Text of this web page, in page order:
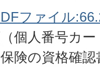
ファイル
個人番号カ
険の資格確認